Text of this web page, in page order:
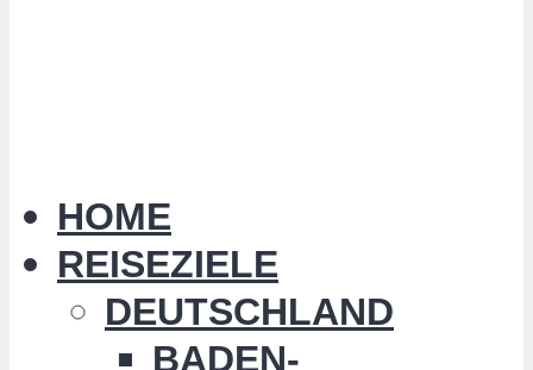
HOME
REISEZIELE
DEUTSCHLAND
BADEN-